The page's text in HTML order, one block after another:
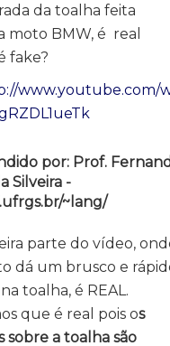
da toalha feita
moto BMW, é real
fake?
www.youtube.com/
por: Prof.
Silveira -
~lang/
parte do vídeo,
dá um brusco e
toalha, é REAL.
que é real pois os
sobre a toalha são